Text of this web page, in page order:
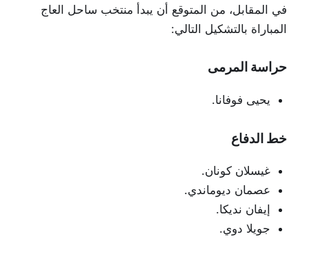
في المقابل، من المتوقع أن يبدأ منتخب ساحل العاج
المباراة بالتشكيل التالي:
حراسة المرمى
يحيى فوفانا.
خط الدفاع
غيسلان كونان.
عصمان ديوماندي.
إيفان نديكا.
جويلا دوي.